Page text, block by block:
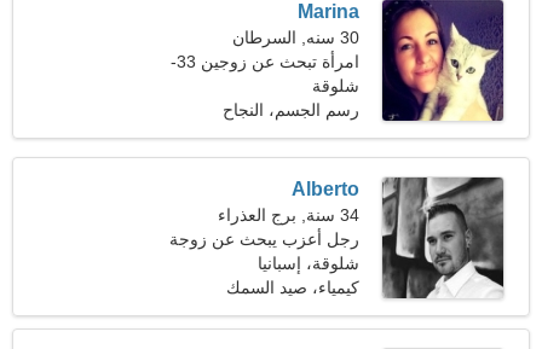
Marina
30 سنه, السرطان
امرأة تبحث عن زوجين 33-
40
شلوقة
رسم الجسم، النجاح
Alberto
34 سنة, برج العذراء
رجل أعزب يبحث عن زوجة
22-32
شلوقة، إسبانيا
كيمياء، صيد السمك